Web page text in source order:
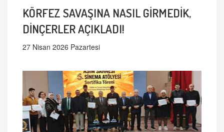
KÖRFEZ SAVAŞINA NASIL GİRMEDİK,
DİNÇERLER AÇIKLADI!
27 Nisan 2026 Pazartesi